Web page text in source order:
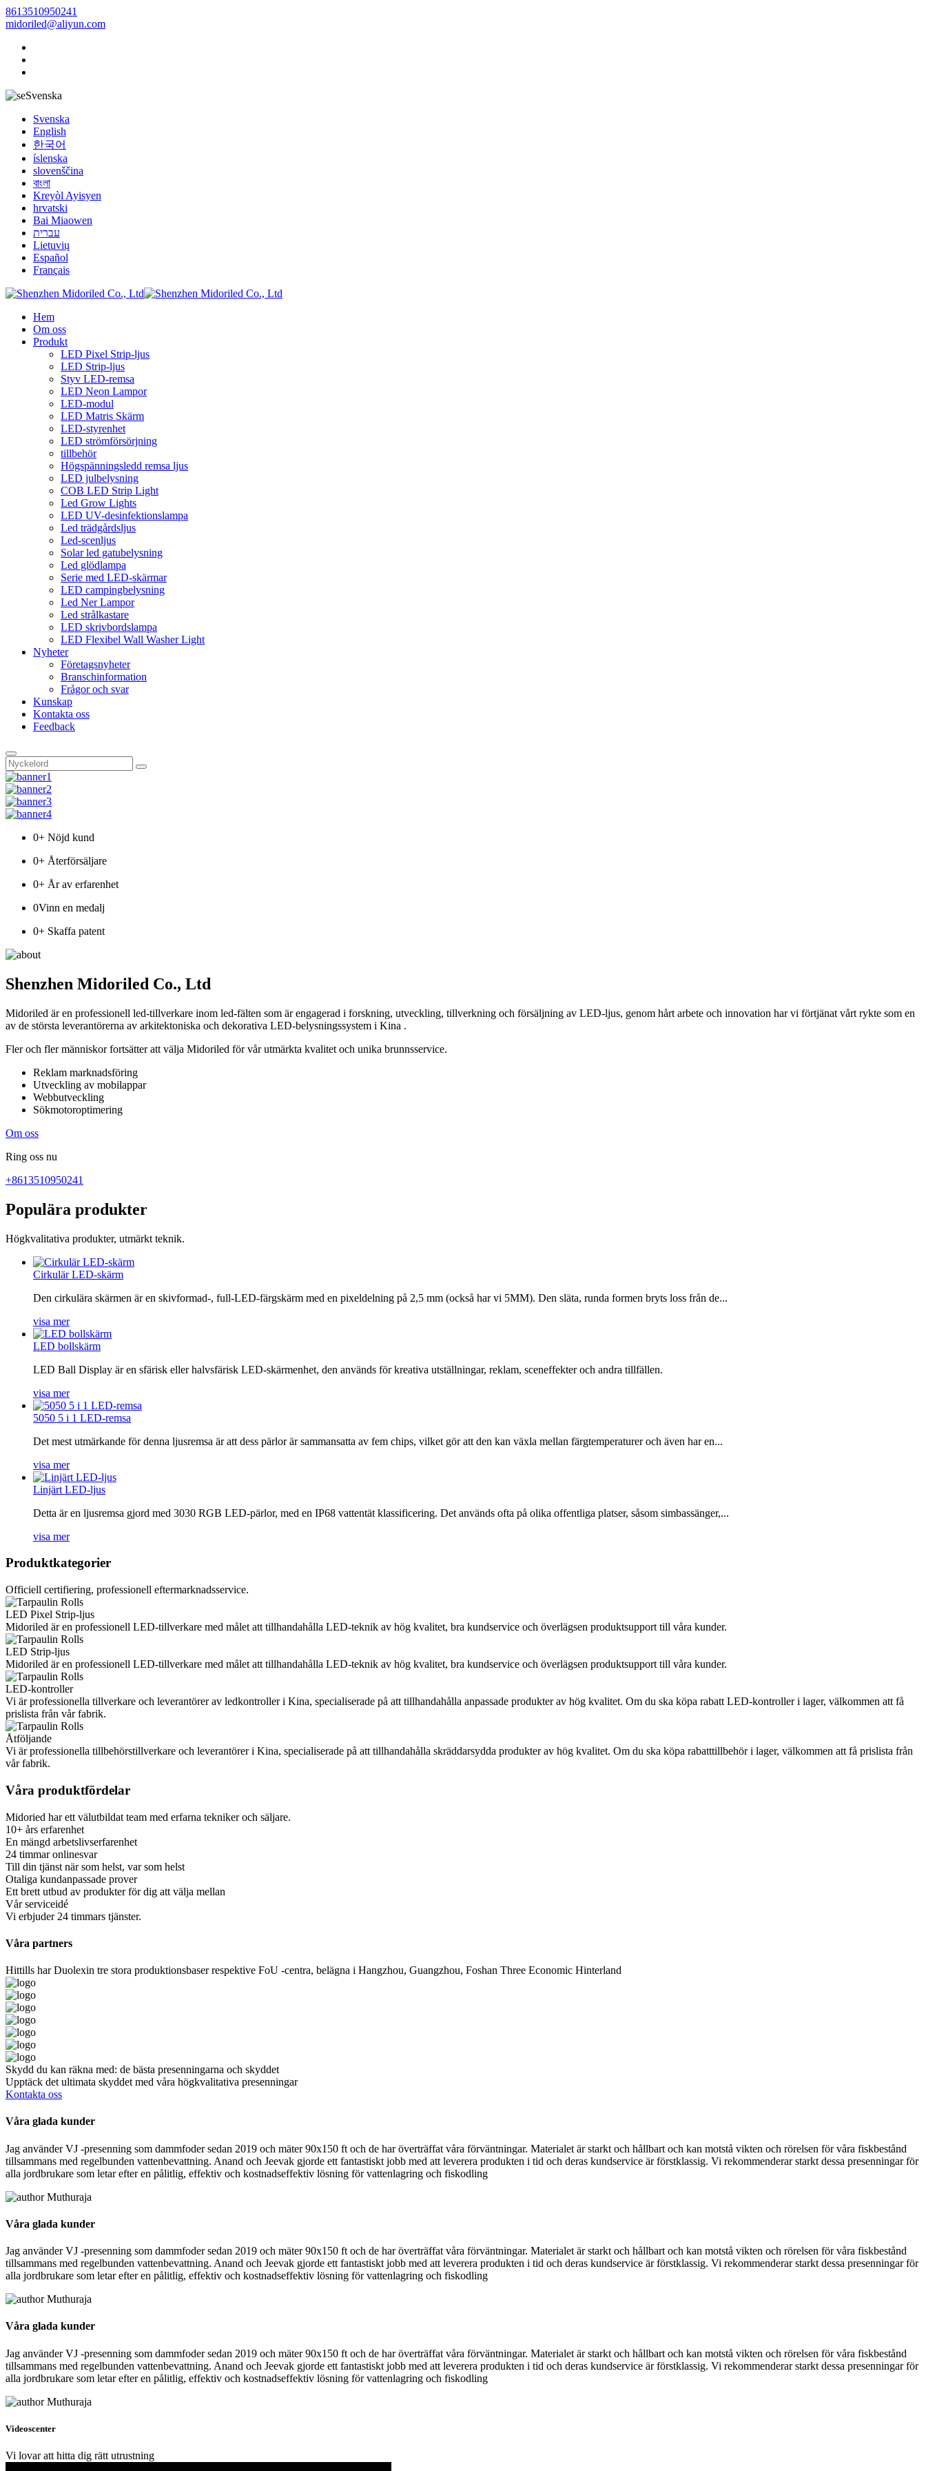
8613510950241
midoriled@aliyun.com
Svenska
Svenska
English
한국어
íslenska
slovenščina
বাংলা
Kreyòl Ayisyen
hrvatski
Bai Miaowen
עברית
Lietuvių
Español
Français
Hem
Om oss
Produkt
LED Pixel Strip-ljus
LED Strip-ljus
Styv LED-remsa
LED Neon Lampor
LED-modul
LED Matris Skärm
LED-styrenhet
LED strömförsörjning
tillbehör
Högspänningsledd remsa ljus
LED julbelysning
COB LED Strip Light
Led Grow Lights
LED UV-desinfektionslampa
Led trädgårdsljus
Led-scenljus
Solar led gatubelysning
Led glödlampa
Serie med LED-skärmar
LED campingbelysning
Led Ner Lampor
Led strålkastare
LED skrivbordslampa
LED Flexibel Wall Washer Light
Nyheter
Företagsnyheter
Branschinformation
Frågor och svar
Kunskap
Kontakta oss
Feedback
0+ Nöjd kund
0+ Återförsäljare
0+ År av erfarenhet
0Vinn en medalj
0+ Skaffa patent
Shenzhen Midoriled Co., Ltd
Midoriled är en professionell led-tillverkare inom led-fälten som är engagerad i forskning, utveckling, tillverkning och försäljning av LED-ljus, genom hårt arbete och innovation har vi förtjänat vårt rykte som en
av de största leverantörerna av arkitektoniska och dekorativa LED-belysningssystem i Kina .
Fler och fler människor fortsätter att välja Midoriled för vår utmärkta kvalitet och unika brunnsservice.
Reklam marknadsföring
Utveckling av mobilappar
Webbutveckling
Sökmotoroptimering
Om oss
Ring oss nu
+8613510950241
Populära produkter
Högkvalitativa produkter, utmärkt teknik.
Cirkulär LED-skärm
Den cirkulära skärmen är en skivformad-, full-LED-färgskärm med en pixeldelning på 2,5 mm (också har vi 5MM). Den släta, runda formen bryts loss från de...
visa mer
LED bollskärm
LED Ball Display är en sfärisk eller halvsfärisk LED-skärmenhet, den används för kreativa utställningar, reklam, sceneffekter och andra tillfällen.
visa mer
5050 5 i 1 LED-remsa
Det mest utmärkande för denna ljusremsa är att dess pärlor är sammansatta av fem chips, vilket gör att den kan växla mellan färgtemperaturer och även har en...
visa mer
Linjärt LED-ljus
Detta är en ljusremsa gjord med 3030 RGB LED-pärlor, med en IP68 vattentät klassificering. Det används ofta på olika offentliga platser, såsom simbassänger,...
visa mer
Produktkategorier
Officiell certifiering, professionell eftermarknadsservice.
LED Pixel Strip-ljus
Midoriled är en professionell LED-tillverkare med målet att tillhandahålla LED-teknik av hög kvalitet, bra kundservice och överlägsen produktsupport till våra kunder.
LED Strip-ljus
Midoriled är en professionell LED-tillverkare med målet att tillhandahålla LED-teknik av hög kvalitet, bra kundservice och överlägsen produktsupport till våra kunder.
LED-kontroller
Vi är professionella tillverkare och leverantörer av ledkontroller i Kina, specialiserade på att tillhandahålla anpassade produkter av hög kvalitet. Om du ska köpa rabatt LED-kontroller i lager, välkommen att få
prislista från vår fabrik.
Åtföljande
Vi är professionella tillbehörstillverkare och leverantörer i Kina, specialiserade på att tillhandahålla skräddarsydda produkter av hög kvalitet. Om du ska köpa rabatttillbehör i lager, välkommen att få prislista från
vår fabrik.
Våra produktfördelar
Midoried har ett välutbildat team med erfarna tekniker och säljare.
10+ års erfarenhet
En mängd arbetslivserfarenhet
24 timmar onlinesvar
Till din tjänst när som helst, var som helst
Otaliga kundanpassade prover
Ett brett utbud av produkter för dig att välja mellan
Vår serviceidé
Vi erbjuder 24 timmars tjänster.
Våra partners
Hittills har Duolexin tre stora produktionsbaser respektive FoU -centra, belägna i Hangzhou, Guangzhou, Foshan Three Economic Hinterland
Skydd du kan räkna med: de bästa presenningarna och skyddet
Upptäck det ultimata skyddet med våra högkvalitativa presenningar
Kontakta oss
Våra glada kunder
Jag använder VJ -presenning som dammfoder sedan 2019 och mäter 90x150 ft och de har överträffat våra förväntningar. Materialet är starkt och hållbart och kan motstå vikten och rörelsen för våra fiskbestånd
tillsammans med regelbunden vattenbevattning. Anand och Jeevak gjorde ett fantastiskt jobb med att leverera produkten i tid och deras kundservice är förstklassig. Vi rekommenderar starkt dessa presenningar för
alla jordbrukare som letar efter en pålitlig, effektiv och kostnadseffektiv lösning för vattenlagring och fiskodling
Muthuraja
Våra glada kunder
Jag använder VJ -presenning som dammfoder sedan 2019 och mäter 90x150 ft och de har överträffat våra förväntningar. Materialet är starkt och hållbart och kan motstå vikten och rörelsen för våra fiskbestånd
tillsammans med regelbunden vattenbevattning. Anand och Jeevak gjorde ett fantastiskt jobb med att leverera produkten i tid och deras kundservice är förstklassig. Vi rekommenderar starkt dessa presenningar för
alla jordbrukare som letar efter en pålitlig, effektiv och kostnadseffektiv lösning för vattenlagring och fiskodling
Muthuraja
Våra glada kunder
Jag använder VJ -presenning som dammfoder sedan 2019 och mäter 90x150 ft och de har överträffat våra förväntningar. Materialet är starkt och hållbart och kan motstå vikten och rörelsen för våra fiskbestånd
tillsammans med regelbunden vattenbevattning. Anand och Jeevak gjorde ett fantastiskt jobb med att leverera produkten i tid och deras kundservice är förstklassig. Vi rekommenderar starkt dessa presenningar för
alla jordbrukare som letar efter en pålitlig, effektiv och kostnadseffektiv lösning för vattenlagring och fiskodling
Muthuraja
Videoscenter
Vi lovar att hitta dig rätt utrustning